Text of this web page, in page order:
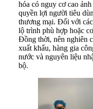
hóa có nguy cơ cao
quyền lợi người tiêu
thương mại. Đối với
lộ trình phù hợp hoặc
Đồng thời, nên nghiên
xuất khẩu, hàng gia
nước và nguyên liệu
bộ.